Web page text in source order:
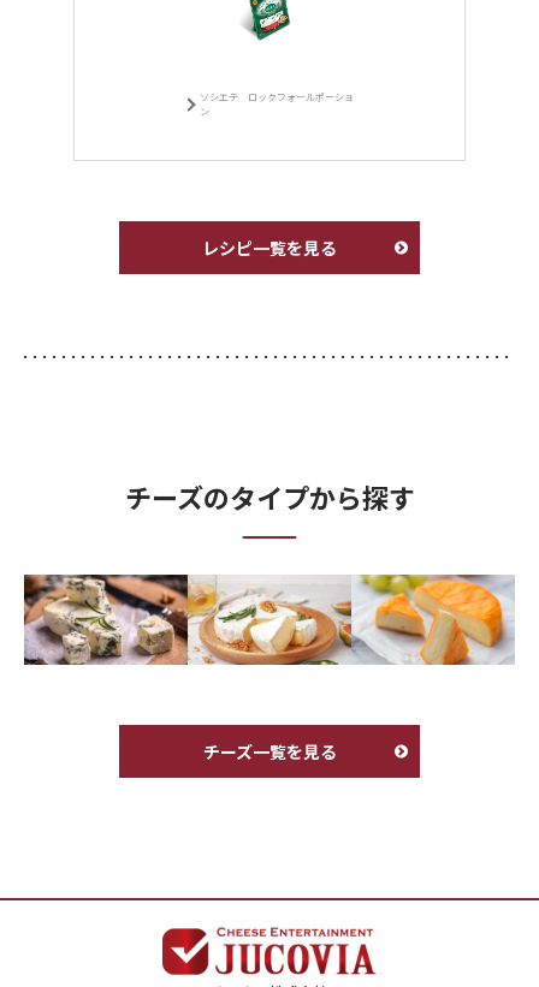
ソシエテ ロックフォールポーショ
ン
レシピ一覧を見る
チーズのタイプから探す
チーズ一覧を見る